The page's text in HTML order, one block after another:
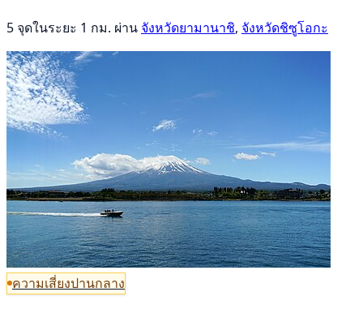
5 จุดในระยะ 1 กม. ผ่าน จังหวัดยามานาชิ, จังหวัดชิซูโอกะ
ความเสี่ยงปานกลาง